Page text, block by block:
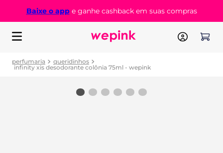
Baixe o appe ganhe cashback em suas compras
perfumaria
queridinhos
infinity xis desodorante colônia 75ml - wepink